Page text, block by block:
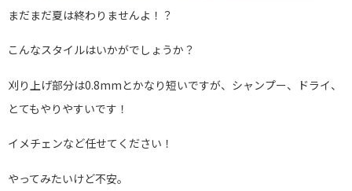
まだまだ夏は終わりませんよ！？
こんなスタイルはいかがでしょうか？
刈り上げ部分は0.8mmとかなり短いですが、シャンプー、ドライ、
とてもやりやすいです！
イメチェンなど任せてください！
やってみたいけど不安。